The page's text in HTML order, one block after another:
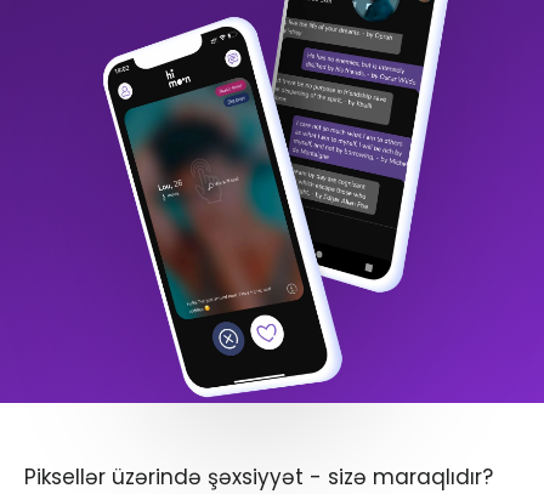
Piksellər üzərində şəxsiyyət - sizə maraqlıdır?